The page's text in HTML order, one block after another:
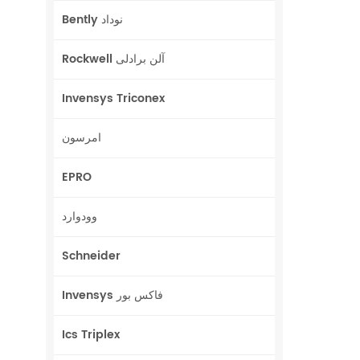
Bently نوداد
Rockwell آلن برادلی
Invensys Triconex
امرسون
EPRO
وودوارد
Schneider
Invensys فاکس بور
Ics Triplex